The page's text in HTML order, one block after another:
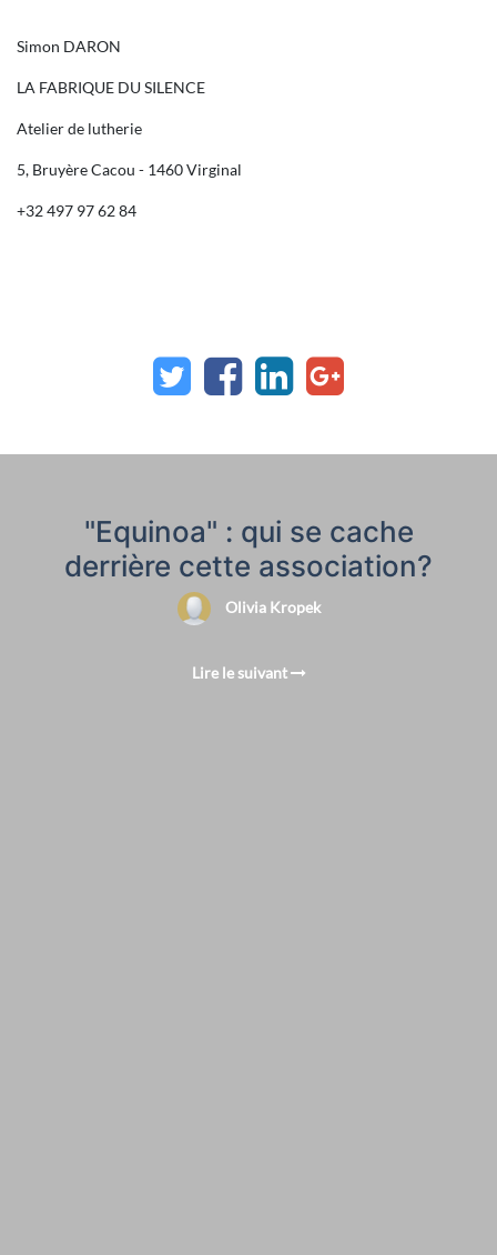
Simon DARON
LA FABRIQUE DU SILENCE
Atelier de lutherie
5, Bruyère Cacou - 1460 Virginal
+32 497 97 62 84
"Equinoa" : qui se cache
derrière cette association?
Olivia Kropek
Lire le suivant